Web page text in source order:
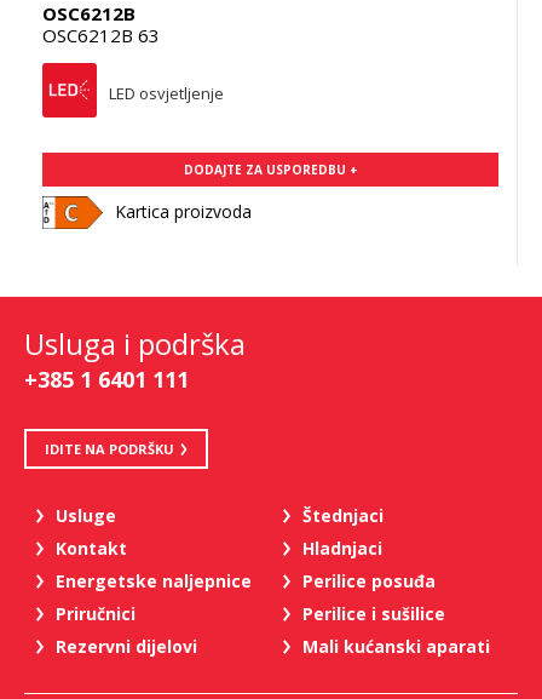
OSC6212B
OSC6212B 63
LED osvjetljenje
DODAJTE ZA USPOREDBU +
Kartica proizvoda
Usluga i podrška
+385 1 6401 111
IDITE NA PODRŠKU
Usluge
Kontakt
Energetske naljepnice
Priručnici
Rezervni dijelovi
Štednjaci
Hladnjaci
Perilice posuđa
Perilice i sušilice
Mali kućanski aparati